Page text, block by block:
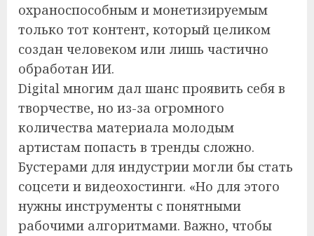
охраноспособным и монетизируемым
только тот контент, который целиком
создан человеком или лишь частично
обработан ИИ.
Digital многим дал шанс проявить себя в
творчестве, но из-за огромного
количества материала молодым
артистам попасть в тренды сложно.
Бустерами для индустрии могли бы стать
соцсети и видеохостинги. «Но для этого
нужны инструменты с понятными
рабочими алгоритмами. Важно, чтобы